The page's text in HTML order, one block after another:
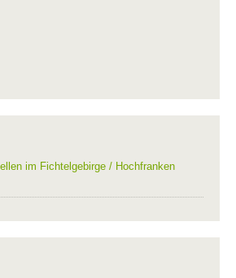
im Fichtelgebirge / Hochfranken